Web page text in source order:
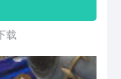
，上千种任务探
7天满级，史诗难
装备随时随地自由
跨服战场，激情阵
！
载